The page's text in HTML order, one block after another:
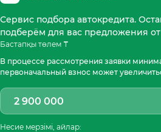
Сервис подбора автокредита.
подберём для вас предложения
Бастапқы төлем ₸
В процессе рассмотрения заявки
первоначальный взнос может
Несие мерзімі, айлар: